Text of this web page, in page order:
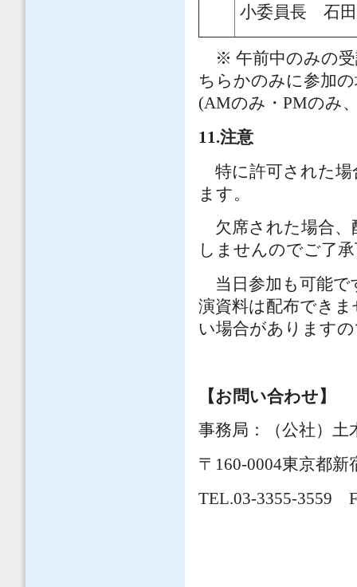
小委員長
※ 午前中のみの受
ちらかのみに参加
(AMのみ・PMのみ
11.注意
特に許可された場
ます。
欠席された場合、
しませんのでご了
当日参加も可能で
演資料は配布でき
い場合があります
【お問い合わせ】
事務局：（公社）
〒160-0004東京都
TEL.03-3355-3559